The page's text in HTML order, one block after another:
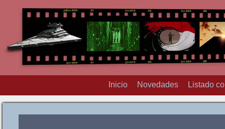
Inicio Novedades Listado